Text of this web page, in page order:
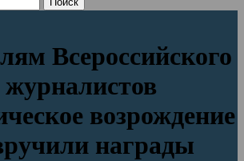
Всероссийского
возрождение
награды